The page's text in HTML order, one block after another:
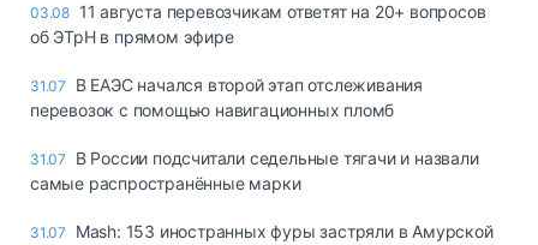
03.08 11 августа перевозчикам ответят на 20+ вопросов
об ЭТрН в прямом эфире
31.07
В ЕАЭС начался второй этап отслеживания
перевозок с помощью навигационных пломб
31.07
В России подсчитали седельные тягачи и назвали
самые распространённые марки
31.07
Mash: 153 иностранных фуры застряли в Амурской